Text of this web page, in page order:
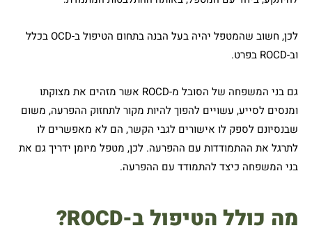
לכן, חשוב שהמטפל יהיה בעל הבנה בתחום הטיפול ב-OCD בכלל
וב-ROCD בפרט.
גם בני המשפחה של הסובל מ-ROCD אשר מזהים את מצוקתו
ומנסים לסייע, עשויים להפוך להיות מקור לתחזוק ההפרעה, משום
שבנסיונם לספק לו אישורים לגבי הקשר, הם לא מאפשרים לו
לתרגל את ההתמודדות עם ההפרעה. לכן, מטפל מיומן ידריך גם את
בני המשפחה כיצד להתמודד עם ההפרעה.
מה כולל הטיפול ב-ROCD?